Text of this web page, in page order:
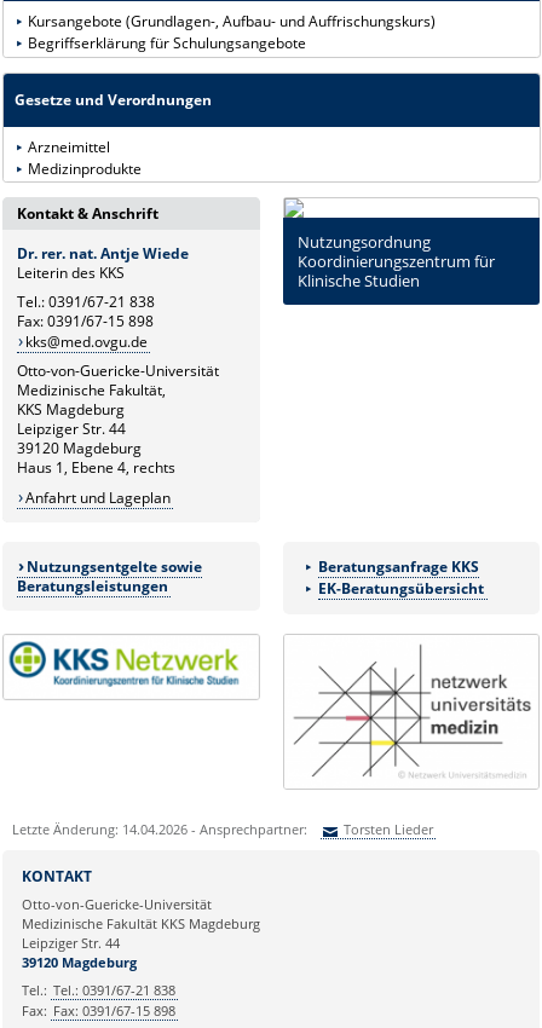
Kursangebote (Grundlagen-, Aufbau- und Auffrischungskurs)
Begriffserklärung für Schulungsangebote
Gesetze und Verordnungen
Arzneimittel
Medizinprodukte
Kontakt & Anschrift
Dr. rer. nat. Antje Wiede
Leiterin des KKS
Tel.: 0391/67-21 838
Fax: 0391/67-15 898
kks@med.ovgu.de
Otto-von-Guericke-Universität
Medizinische Fakultät,
KKS Magdeburg
Leipziger Str. 44
39120 Magdeburg
Haus 1, Ebene 4, rechts
Anfahrt und Lageplan
Nutzungsordnung
Koordinierungszentrum für
Klinische Studien
Nutzungsentgelte sowie
Beratungsleistungen
Beratungsanfrage KKS
EK-Beratungsübersicht
Letzte Änderung: 14.04.2026 - Ansprechpartner: Torsten Lieder
Ihre E-Mailadresse:
Ihr Anliegen:
KONTAKT
Otto-von-Guericke-Universität
Medizinische Fakultät KKS Magdeburg
Leipziger Str. 44
39120 Magdeburg
Tel.: Tel.: 0391/67-21 838
Fax: Fax: 0391/67-15 898